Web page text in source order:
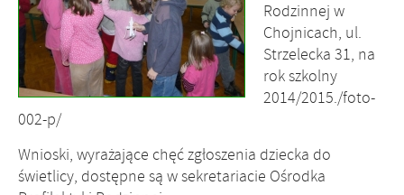
Rodzinnej w
Chojnicach, ul.
Strzelecka 31, na
rok szkolny
2014/2015./foto-
002-p/
Wnioski, wyrażające chęć zgłoszenia dziecka do
świetlicy, dostępne są w sekretariacie Ośrodka